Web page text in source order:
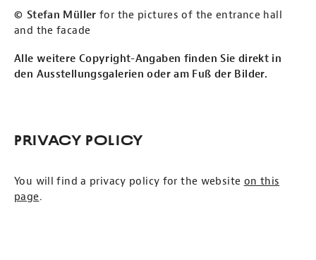
© Stefan Müller for the pictures of the entrance hall
and the facade
Alle weitere Copyright-Angaben finden Sie direkt in
den Ausstellungsgalerien oder am Fuß der Bilder.
Privacy Policy
You will find a privacy policy for the website on this
page.